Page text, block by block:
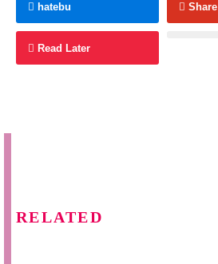
hatebu Share
Read Later
RELATED